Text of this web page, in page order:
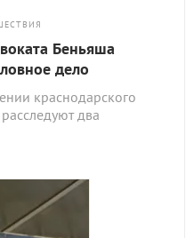
Беньяша
дело
краснодарского
два